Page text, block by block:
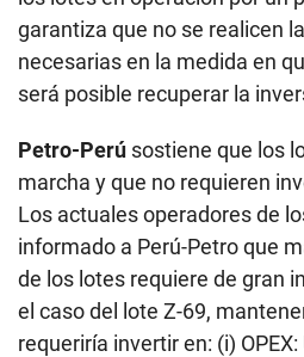
garantiza que no se realicen
necesarias en la medida en
será posible recuperar la
Petro-Perú sostiene que los
marcha y que no requieren
Los actuales operadores de
informado a Perú-Petro que
de los lotes requiere de gran
el caso del lote Z-69,
requeriría invertir en: (i)